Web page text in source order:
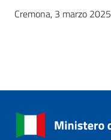
Cremona, 3 marzo 2025